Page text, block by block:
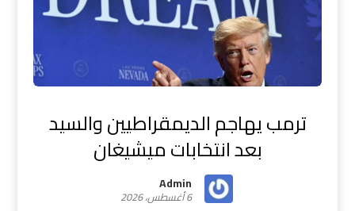
ترمب يهاجم الديمقراطيين والسيد
بعد انتخابات ميشيغان
Admin
6 أغسطس، 2026